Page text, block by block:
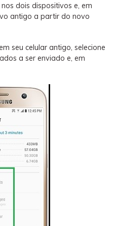
nos dois dispositivos e, em
antigo a partir do novo
seu celular antigo, selecione
a ser enviado e, em